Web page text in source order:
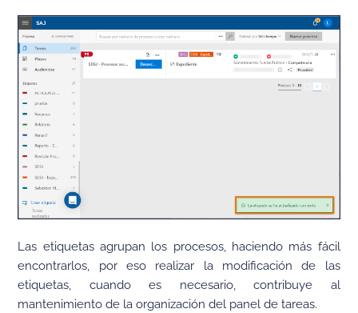
Las etiquetas agrupan los procesos, haciendo más fácil
encontrarlos, por eso realizar la modificación de las
etiquetas, cuando es necesario, contribuye al
mantenimiento de la organización del panel de tareas.